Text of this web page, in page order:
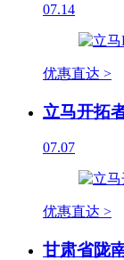
07.14
优惠直达 >
立马开拓
07.07
优惠直达 >
甘肃省陇